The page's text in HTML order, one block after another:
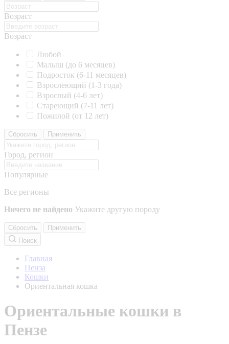
Возраст
Возраст
Любой
Малыш (до 6 месяцев)
Подросток (6-11 месяцев)
Взрослеющий (1-3 года)
Взрослый (4-6 лет)
Стареющий (7-11 лет)
Пожилой (от 12 лет)
Сбросить Применить
Город, регион
Популярные
Все регионы
Ничего не найдено Укажите другую породу
Сбросить
Применить
Поиск
Главная
Пенза
Кошки
Ориентальная кошка
Ориентальные кошки в
Пензе